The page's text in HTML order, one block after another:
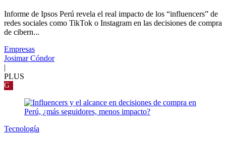
Informe de Ipsos Perú revela el real impacto de los “influencers” de
redes sociales como TikTok o Instagram en las decisiones de compra
de cibern...
Empresas
Josimar Cóndor
|
PLUS
G
Tecnología